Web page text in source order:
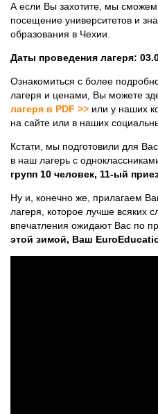
А если Вы захотите, мы сможем
посещение университетов и
образования в Чехии.
Даты проведения лагеря:
Ознакомиться с более
лагеря и ценами, Вы можете
лагеря в PDF >> или у наших
на сайте или в наших
Кстати, мы подготовили для
в наш лагерь с
групп 10 человек, 11-ый
Ну и, конечно же, прилагаем
лагеря, которое лучше всяких
впечатления ожидают Вас по
этой зимой, Ваш